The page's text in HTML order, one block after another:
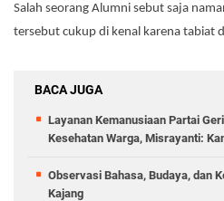
Salah seorang Alumni sebut saja
tersebut cukup di kenal karena tabiat
BACA JUGA
Layanan Kemanusiaan Partai
Kesehatan Warga, Misrayanti:
Observasi Bahasa, Budaya, dan
Kajang